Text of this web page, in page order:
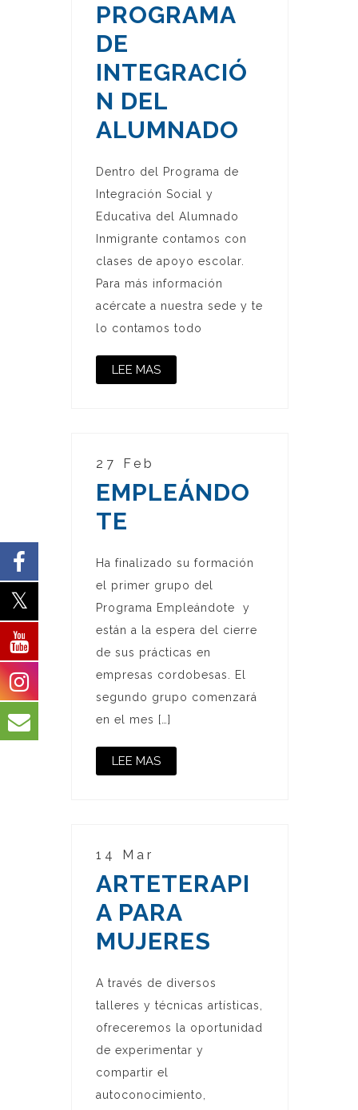
PROGRAMA
DE
INTEGRACIÓ
N DEL
ALUMNADO
Dentro del Programa de
Integración Social y
Educativa del Alumnado
Inmigrante contamos con
clases de apoyo escolar.
Para más información
acércate a nuestra sede y te
lo contamos todo
LEE MAS
27 Feb
EMPLEÁNDO
TE
Ha finalizado su formación
el primer grupo del
Programa Empleándote y
están a la espera del cierre
de sus prácticas en
empresas cordobesas. El
segundo grupo comenzará
en el mes […]
LEE MAS
14 Mar
ARTETERAPI
A PARA
MUJERES
A través de diversos
talleres y técnicas artísticas,
ofreceremos la oportunidad
de experimentar y
compartir el
autoconocimiento,